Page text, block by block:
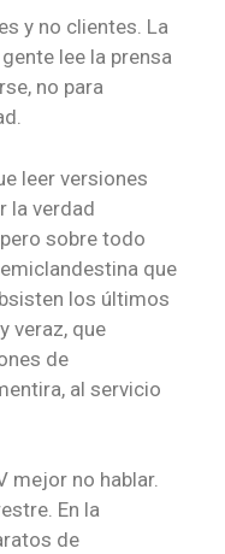
y no clientes. La
lee la prensa
no para
leer versiones
la verdad
sobre todo
que
los últimos
veraz, que
de
al servicio
mejor no hablar.
En la
de